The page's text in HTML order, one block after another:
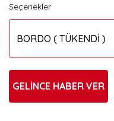
Seçenekler
GELİNCE HABER VER